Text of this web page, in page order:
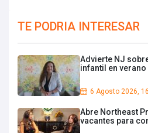
TE PODRIA INTERESAR
Advierte NJ
infantil en verano
6 Agosto 2026,
Abre Northeast
vacantes para